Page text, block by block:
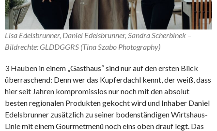
Lisa Edelsbrunner, Daniel Edelsbrunner, Sandra Scherbinek –
Bildrechte: GLDDGGRS (Tina Szabo Photography)
3 Hauben in einem „Gasthaus“ sind nur auf den ersten Blick
überraschend: Denn wer das Kupferdachl kennt, der weiß, dass
hier seit Jahren kompromisslos nur noch mit den absolut
besten regionalen Produkten gekocht wird und Inhaber Daniel
Edelsbrunner zusätzlich zu seiner bodenständigen Wirtshaus-
Linie mit einem Gourmetmenü noch eins oben drauf legt. Das